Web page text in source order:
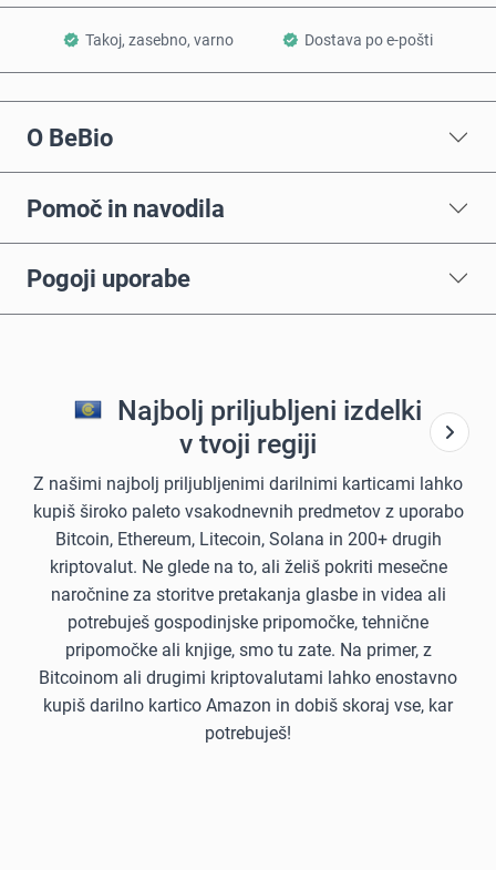
Takoj, zasebno, varno Dostava po e-pošti
O BeBio
Pomoč in navodila
Pogoji uporabe
Najbolj priljubljeni izdelki
v tvoji regiji
Z našimi najbolj priljubljenimi darilnimi karticami lahko
kupiš široko paleto vsakodnevnih predmetov z uporabo
Bitcoin, Ethereum, Litecoin, Solana in 200+ drugih
kriptovalut. Ne glede na to, ali želiš pokriti mesečne
naročnine za storitve pretakanja glasbe in videa ali
potrebuješ gospodinjske pripomočke, tehnične
pripomočke ali knjige, smo tu zate. Na primer, z
Bitcoinom ali drugimi kriptovalutami lahko enostavno
kupiš darilno kartico Amazon in dobiš skoraj vse, kar
potrebuješ!